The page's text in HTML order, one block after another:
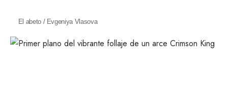
El abeto / Evgeniya Vlasova